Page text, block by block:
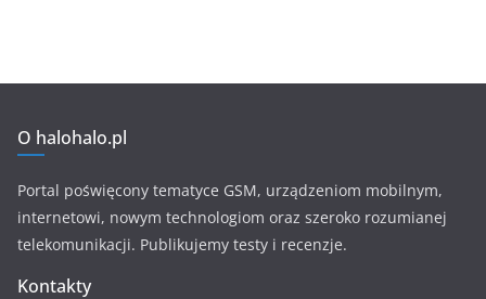
O halohalo.pl
Portal poświęcony tematyce GSM, urządzeniom mobilnym,
internetowi, nowym technologiom oraz szeroko rozumianej
telekomunikacji. Publikujemy testy i recenzje.
Kontakty